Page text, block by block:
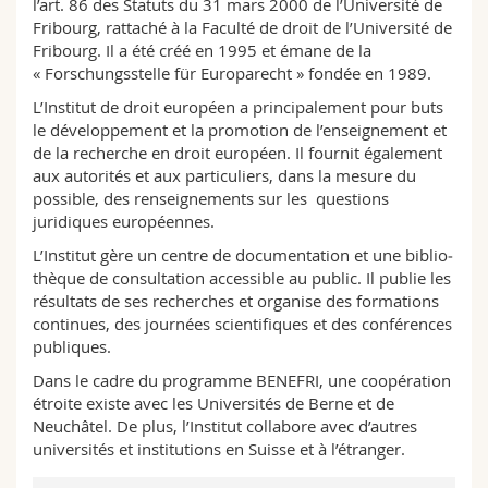
Sciences et médecine
Interfacultaire
Collaborateurs
Doctorants
Webmail
Programme des cours
MyUnifr
l’art. 86 des Statuts du 31 mars 2000 de l’Université de
Fribourg, rattaché à la Faculté de droit de l’Université de
Fribourg. Il a été créé en 1995 et émane de la
« Forschungsstelle für Europarecht » fondée en 1989.
L’Institut de droit européen a principalement pour buts
le développement et la promotion de l’enseignement et
de la recherche en droit européen. Il fournit également
aux autorités et aux particuliers, dans la mesure du
possible, des renseignements sur les questions
juridiques européennes.
L’Institut gère un centre de docu­mentation et une biblio­
thèque de consultation accessible au public. Il publie les
résultats de ses recherches et organise des formations
continues, des journées scientifiques et des conférences
publiques.
Dans le cadre du programme BENEFRI, une coopération
étroite existe avec les Universités de Berne et de
Neuchâtel. De plus, l’Institut collabore avec d’autres
universités et institutions en Suisse et à l’étranger.